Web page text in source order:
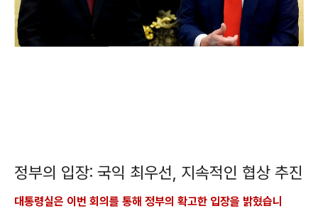
정부의 입장: 국익 최우선, 지속적인 협상 추진
대통령실은 이번 회의를 통해 정부의 확고한 입장을 밝혔습니